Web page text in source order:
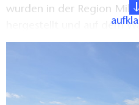
wurden in der Region
hergestellt und auf dem
attraktive Start- und